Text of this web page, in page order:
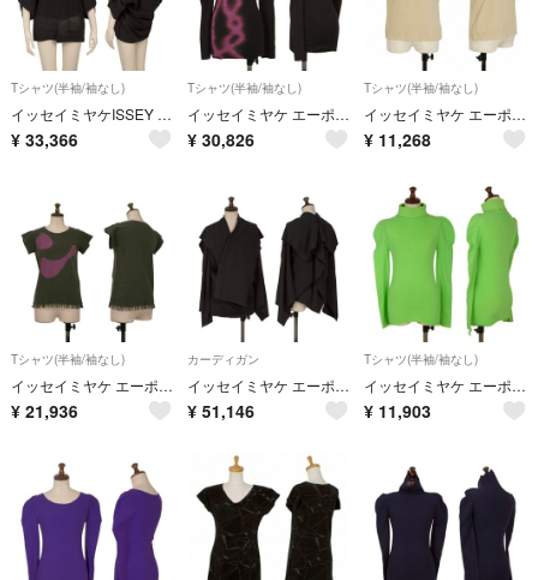
Tシャツ(半袖/袖なし)
イッセイミヤケISSEY MIYAKE A.POC INSIDE ストレッチメッシュカッティングドルマンカットソー 黒2
¥ 33,366
Tシャツ(半袖/袖なし)
イッセイミヤケ エーポックISSEY MIYAKE A-POC INSIDE グラフィックプリントカッティングタートルネックカットソー 黒ピンク2
¥ 30,826
Tシャツ(半袖/袖なし)
イッセイミヤケ エーポックISSEY MIYAKE A-POC グリッタープリントハイネックTシャツ ベージュ2
¥ 11,268
Tシャツ(半袖/袖なし)
イッセイミヤケ エーポックISSEY MIYAKE A-POC カッティングフリンジプリントTシャツ カーキ紫2
¥ 21,936
カーディガン
イッセイミヤケ エーポックISSEY MIYAKE A-POC ウールナイロンメッシュジャガードドレープカーディガン 黒2
¥ 51,146
Tシャツ(半袖/袖なし)
イッセイミヤケ エーポックISSEY MIYAKE A-POC ナイロンコットンカッティングハイネックカットソー 黄緑2
¥ 11,903